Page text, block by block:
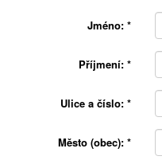
Jméno: *
Příjmení: *
Ulice a číslo: *
Město (obec): *